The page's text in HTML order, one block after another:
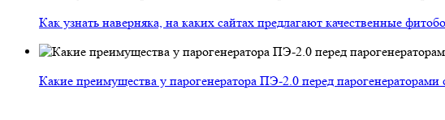
Как узнать наверняка, на каких сайтах предлагают качественные
Какие преимущества у парогенератора ПЭ-2.0 перед парогенераторами